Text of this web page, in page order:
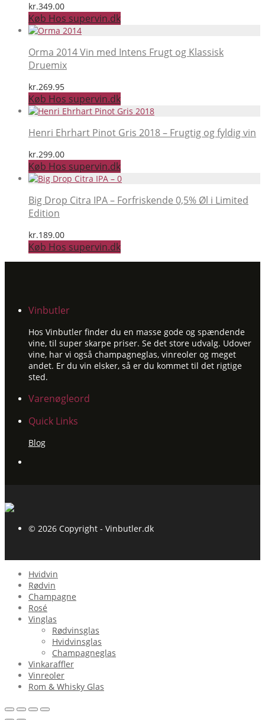
kr.349.00
Køb Hos supervin.dk
Orma 2014 Vin med Intens Frugt og Klassisk
Druemix
kr.269.95
Køb Hos supervin.dk
Henri Ehrhart Pinot Gris 2018 – Frugtig og fyldig vin
kr.299.00
Køb Hos supervin.dk
Big Drop Citra IPA – Forfriskende 0,5% Øl i Limited
Edition
kr.189.00
Køb Hos supervin.dk
Vinbutler
Hos Vinbutler finder du en masse gode og spændende
vine, til super skarpe priser. Se det store udvalg. Udover
vine, har vi også champagneglas, vinreoler og meget
andet. Er du vin elsker, så er du kommet til det rigtige
sted.
Varenøgleord
Quick Links
Blog
© 2026 Copyright - Vinbutler.dk
Hvidvin
Rødvin
Champagne
Rosé
Vinglas
Rødvinsglas
Hvidvinsglas
Champagneglas
Vinkaraffler
Vinreoler
Rom & Whisky Glas